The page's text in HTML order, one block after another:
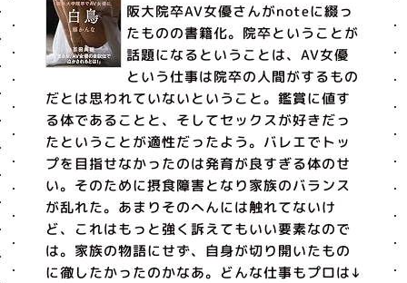
阪大院卒AV女優さんがnoteに綴っ
たものの書籍化。院卒ということが
話題になるということは、AV女優
という仕事は院卒の人間がするもの
だとは思われていないということ。鑑賞に値す
る体であることと、そしてセックスが好きだっ
たということが適性だったよう。バレエでトッ
プを目指せなかったのは発育が良すぎる体のせ
い。そのために摂食障害となり家族のバランス
が乱れた。あまりそのへんには触れてないけ
ど、これはもっと強く訴えてもいい要素なので
は。家族の物語にせず、自身が切り開いたもの
に徹したかったのかなあ。どんな仕事もプロは↓